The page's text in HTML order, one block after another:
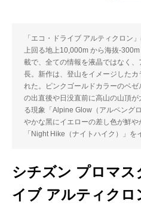
「エコ・ドライブ アルティクロン
上回る地上10,000m から海抜-
載で、全ての情報を液晶ではなく
⻑。新作は、登山をイメージした
れた。ピンクゴールドカラーのベ
の出直後や日没直前に高山の山頂が
る現象「Alpine Glow（アルペング
やかな⿊にイエローの差し⾊が鮮
「Night Hike（ナイトハイク）」を
シチズン プロマス
イブ アルティクロ